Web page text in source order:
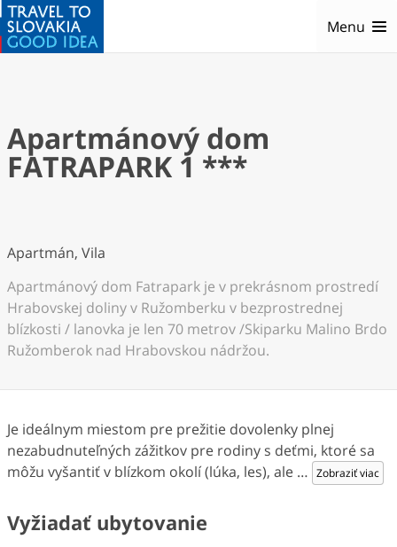
Menu
Apartmánový dom
FATRAPARK 1 ***
Apartmán, Vila
Apartmánový dom Fatrapark je v prekrásnom prostredí
Hrabovskej doliny v Ružomberku v bezprostrednej
blízkosti / lanovka je len 70 metrov /Skiparku Malino Brdo
Ružomberok nad Hrabovskou nádržou.
Je ideálnym miestom pre prežitie dovolenky plnej
nezabudnuteľných zážitkov pre rodiny s deťmi, ktoré sa
môžu vyšantiť v blízkom okolí (lúka, les), ale … Zobraziť viac
Vyžiadať ubytovanie